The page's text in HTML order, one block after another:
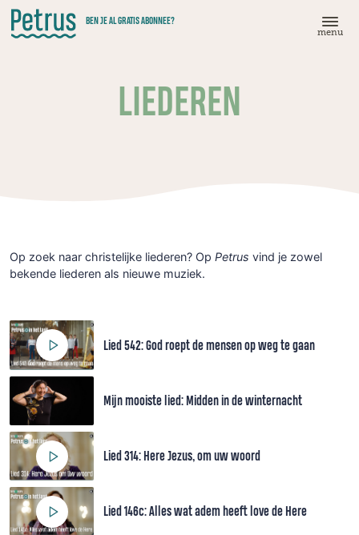
Doorgaan
naar
hoofdinhoud
BEN JE AL GRATIS ABONNEE?
menu
LIEDEREN
Op zoek naar christelijke liederen? Op Petrus vind je zowel
bekende liederen als nieuwe muziek.
Lied 542: God roept de mensen op weg te gaan
Mijn mooiste lied: Midden in de winternacht
Lied 314: Here Jezus, om uw woord
Lied 146c: Alles wat adem heeft love de Here